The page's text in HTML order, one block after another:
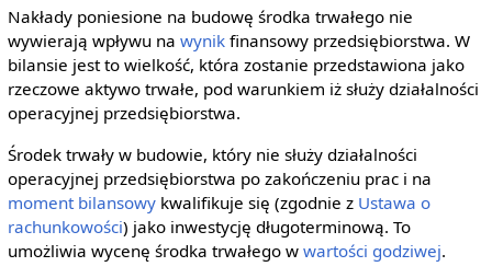
Nakłady poniesione na budowę środka trwałego nie
wywierają wpływu na wynikfinansowy przedsiębiorstwa. W
bilansie jest to wielkość, która zostanie przedstawiona jako
rzeczowe aktywo trwałe, pod warunkiem iż służy działalności
operacyjnej przedsiębiorstwa.
Środek trwały w budowie, który nie służy działalności
operacyjnej przedsiębiorstwa po zakończeniu prac i na
moment bilansowykwalifikuje się (zgodnie z Ustawa o
rachunkowości) jako inwestycję długoterminową. To
umożliwia wycenę środka trwałego w wartości godziwej.